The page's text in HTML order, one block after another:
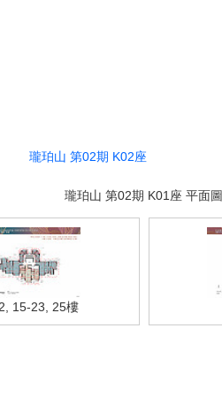
瓏珀山 第02期 K02座
瓏珀山 第02期 K01座 平面圖
15-23, 25樓